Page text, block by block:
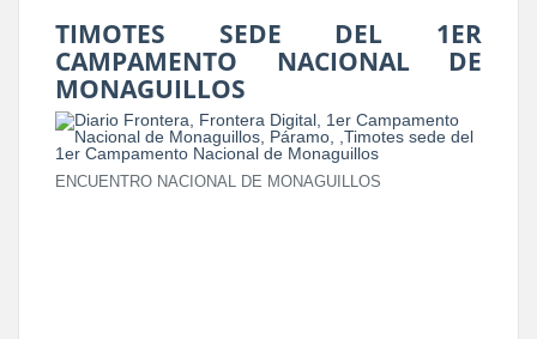
TIMOTES SEDE DEL 1ER
CAMPAMENTO NACIONAL DE
MONAGUILLOS
ENCUENTRO NACIONAL DE MONAGUILLOS